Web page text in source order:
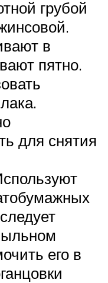
грубой
в
пятно.
для снятия
его в